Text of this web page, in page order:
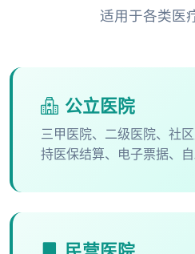
适用于各类医
公立医院
三甲医院、二级医院、社
持医保结算、电子票据、